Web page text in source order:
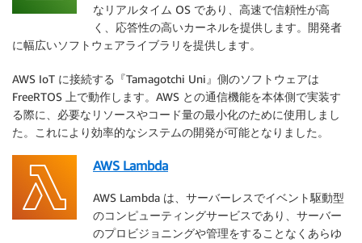
なリアルタイム OS であり、高速で信頼性が高
く、応答性の高いカーネルを提供します。開発者
に幅広いソフトウェアライブラリを提供します。
AWS IoT に接続する『Tamagotchi Uni』側のソフトウェアは
FreeRTOS 上で動作します。AWS との通信機能を本体側で実装す
る際に、必要なリソースやコード量の最小化のために使用しまし
た。これにより効率的なシステムの開発が可能となりました。
AWS Lambda
AWS Lambda は、サーバーレスでイベント駆動型
のコンピューティングサービスであり、サーバー
のプロビジョニングや管理をすることなくあらゆ